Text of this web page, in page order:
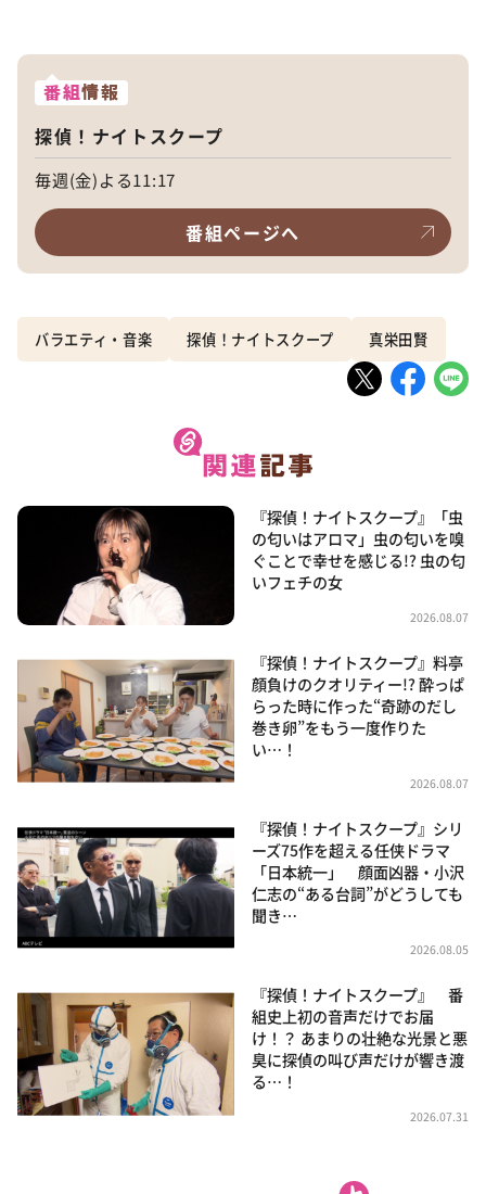
番組情報
探偵！ナイトスクープ
毎週(金)よる11:17
番組ページへ
バラエティ・音楽 探偵！ナイトスクープ 真栄田賢
『探偵！ナイトスクープ』「虫
の匂いはアロマ」虫の匂いを嗅
ぐことで幸せを感じる!? 虫の匂
いフェチの女
2026.08.07
『探偵！ナイトスクープ』料亭
顔負けのクオリティー!? 酔っぱ
らった時に作った“奇跡のだし
巻き卵”をもう一度作りた
い…！
2026.08.07
『探偵！ナイトスクープ』シリ
ーズ75作を超える任侠ドラマ
「日本統一」 顔面凶器・小沢
仁志の“ある台詞”がどうしても
聞き…
2026.08.05
『探偵！ナイトスクープ』 番
組史上初の音声だけでお届
け！？ あまりの壮絶な光景と悪
臭に探偵の叫び声だけが響き渡
る…！
2026.07.31